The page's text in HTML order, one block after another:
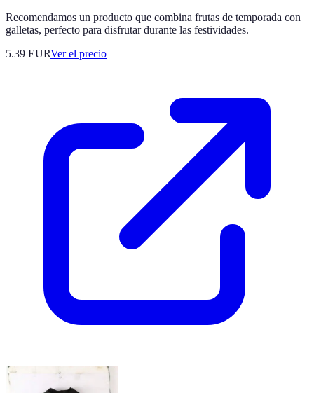
Recomendamos un producto que combina frutas de temporada con
galletas, perfecto para disfrutar durante las festividades.
5.39 EURVer el precio